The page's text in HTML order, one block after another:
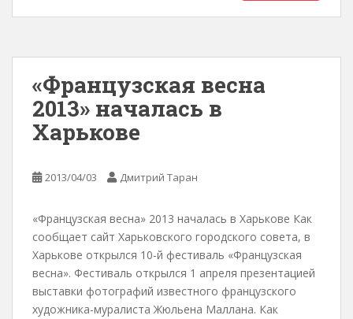
«Французская весна
2013» началась в
Харькове
2013/04/03 Дмитрий Таран
«Французская весна» 2013 началась в Харькове Как
сообщает сайт Харьковского городского совета, в
Харькове открылся 10-й фестиваль «Французская
весна». Фестиваль открылся 1 апреля презентацией
выставки фотографий известного французского
художника-муралиста Жюльена Маллана. Как